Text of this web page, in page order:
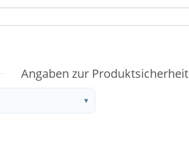
Angaben zur Produktsicherheit